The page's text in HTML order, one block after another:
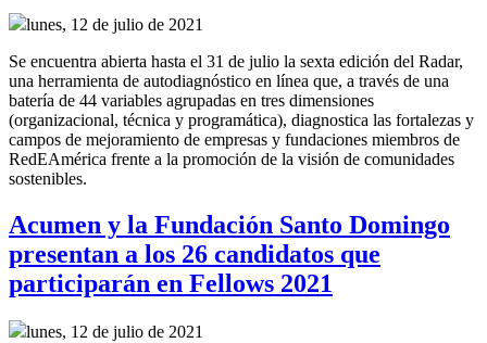
lunes, 12 de julio de 2021
Se encuentra abierta hasta el 31 de julio la sexta edición del Radar,
una herramienta de autodiagnóstico en línea que, a través de una
batería de 44 variables agrupadas en tres dimensiones
(organizacional, técnica y programática), diagnostica las fortalezas y
campos de mejoramiento de empresas y fundaciones miembros de
RedEAmérica frente a la promoción de la visión de comunidades
sostenibles.
Acumen y la Fundación Santo Domingo
presentan a los 26 candidatos que
participarán en Fellows 2021
lunes, 12 de julio de 2021